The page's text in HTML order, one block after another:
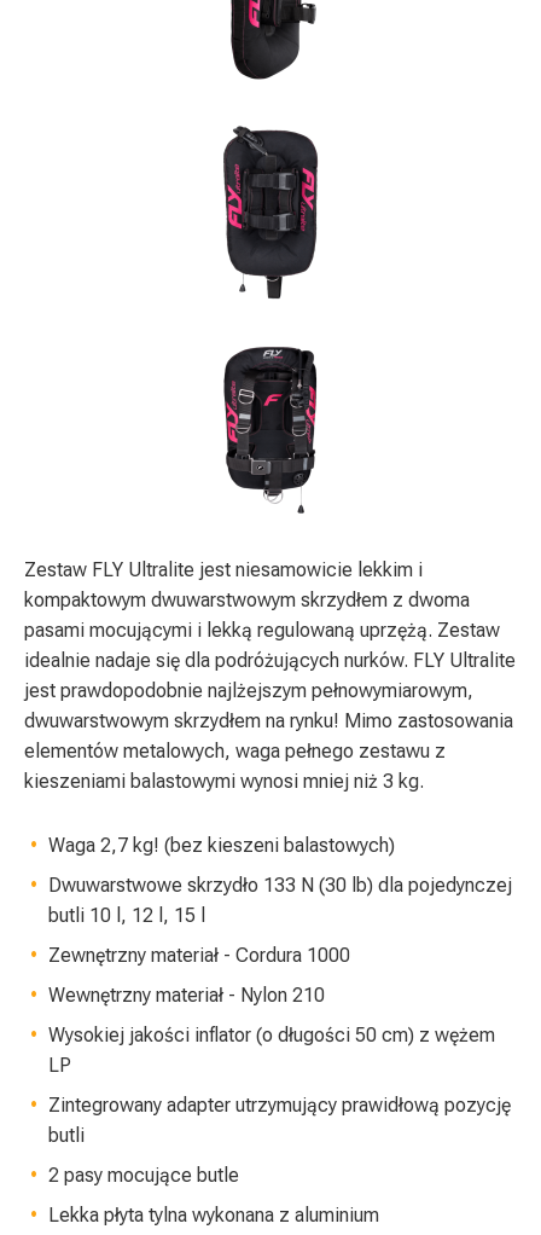
Zestaw FLY Ultralite jest niesamowicie lekkim i
kompaktowym dwuwarstwowym skrzydłem z dwoma
pasami mocującymi i lekką regulowaną uprzężą. Zestaw
idealnie nadaje się dla podróżujących nurków. FLY Ultralite
jest prawdopodobnie najlżejszym pełnowymiarowym,
dwuwarstwowym skrzydłem na rynku! Mimo zastosowania
elementów metalowych, waga pełnego zestawu z
kieszeniami balastowymi wynosi mniej niż 3 kg.
Waga 2,7 kg! (bez kieszeni balastowych)
Dwuwarstwowe skrzydło 133 N (30 lb) dla pojedynczej
butli 10 l, 12 l, 15 l
Zewnętrzny materiał - Cordura 1000
Wewnętrzny materiał - Nylon 210
Wysokiej jakości inflator (o długości 50 cm) z wężem
LP
Zintegrowany adapter utrzymujący prawidłową pozycję
butli
2 pasy mocujące butle
Lekka płyta tylna wykonana z aluminium